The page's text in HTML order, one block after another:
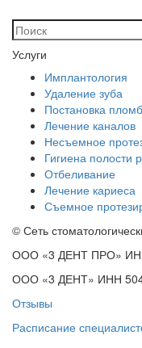
Услуги
Имплантология
Удаление зуба
Постановка
Лечение каналов
Несъемное
Гигиена полости
Отбеливание
Лечение кариеса
Съемное
© Сеть
ООО «3 ДЕНТ ПРО»
ООО «3 ДЕНТ» ИНН
Отзывы
Расписание